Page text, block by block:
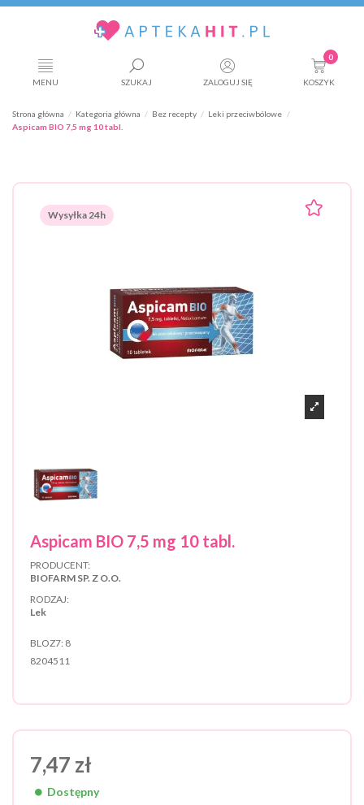
MENU SZUKAJ ZALOGUJ SIĘ
0
KOSZYK
Strona główna Kategoria główna Bez recepty
Leki przeciwbólowe
Aspicam BIO 7,5 mg 10 tabl.
Wysyłka 24h
Aspicam BIO 7,5 mg 10 tabl.
PRODUCENT:
BIOFARM SP. Z O.O.
RODZAJ:
Lek
BLOZ7: 8
8204511
7,47 zł
Dostępny